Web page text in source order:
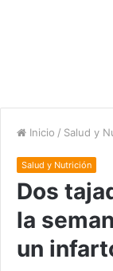
Inicio / Salud y
Salud y Nutrición
Dos
la
un